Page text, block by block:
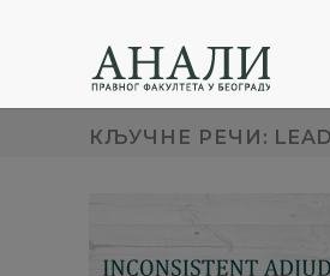
КЉУЧНЕ РЕЧИ: